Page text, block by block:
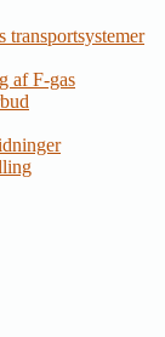
transportsystemer
af F-gas